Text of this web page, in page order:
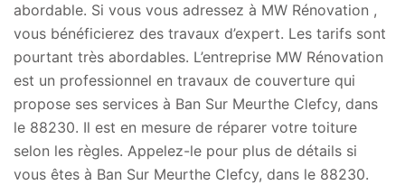
abordable. Si vous vous adressez à MW Rénovation ,
vous bénéficierez des travaux d’expert. Les tarifs sont
pourtant très abordables. L’entreprise MW Rénovation
est un professionnel en travaux de couverture qui
propose ses services à Ban Sur Meurthe Clefcy, dans
le 88230. Il est en mesure de réparer votre toiture
selon les règles. Appelez-le pour plus de détails si
vous êtes à Ban Sur Meurthe Clefcy, dans le 88230.